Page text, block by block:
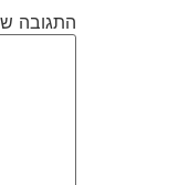
התגובה